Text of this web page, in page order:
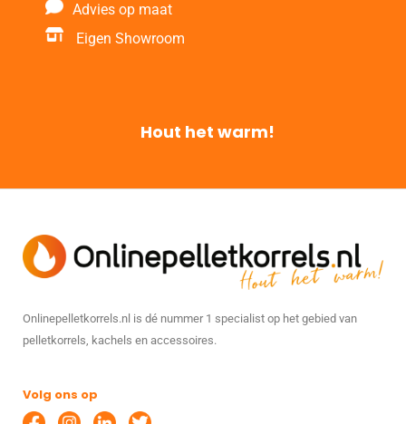
Advies op maat
Eigen Showroom
Hout het warm!
Onlinepelletkorrels.nl is dé nummer 1 specialist op het gebied van
pelletkorrels, kachels en accessoires.
Volg ons op